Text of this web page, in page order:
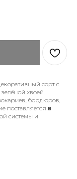
сорт с
хвоей.
бордюров,
поставляется в
системы и